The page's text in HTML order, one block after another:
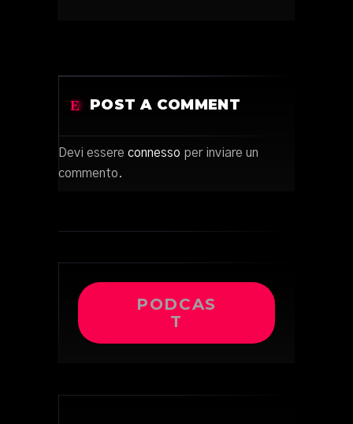
POST A COMMENT
Devi essere connesso per inviare un
commento.
PODCAS
T